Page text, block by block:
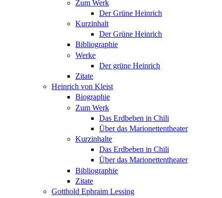
Zum Werk
Der Grüne Heinrich
Kurzinhalt
Der Grüne Heinrich
Bibliographie
Werke
Der grüne Heinrich
Zitate
Heinrich von Kleist
Biographie
Zum Werk
Das Erdbeben in Chili
Über das Marionettentheater
Kurzinhalte
Das Erdbeben in Chili
Über das Marionettentheater
Bibliographie
Zitate
Gotthold Ephraim Lessing